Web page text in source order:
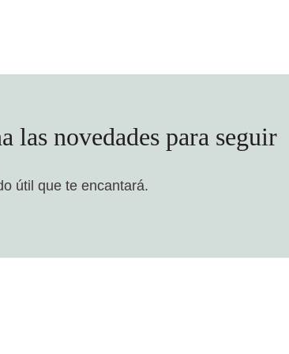
las novedades para seguir
útil que te encantará.